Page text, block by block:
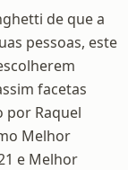
de que a
pessoas, este
facetas
por Raquel
Melhor
e Melhor